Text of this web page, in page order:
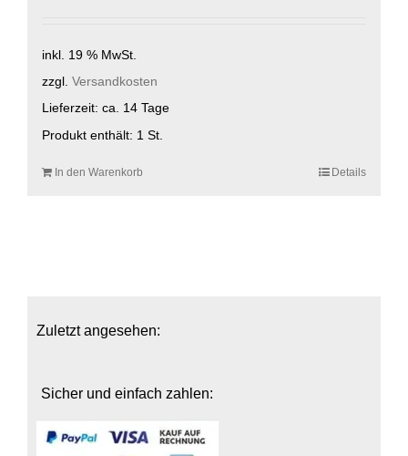
inkl. 19 % MwSt.
zzgl. Versandkosten
Lieferzeit: ca. 14 Tage
Produkt enthält: 1 St.
In den Warenkorb Details
Zuletzt angesehen:
Sicher und einfach zahlen: